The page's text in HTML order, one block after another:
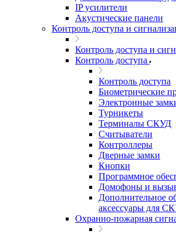
IP усилители
Акустические панели
Контроль доступа и
Контроль доступа и
Контроль доступа
Контроль доступа
Биометрические
Электронные
Турникеты
Терминалы СКУД
Считыватели
Контроллеры
Дверные замки
Кнопки
Программное
Домофоны и
Дополнительное
аксессуары для
Охранно-пожарная